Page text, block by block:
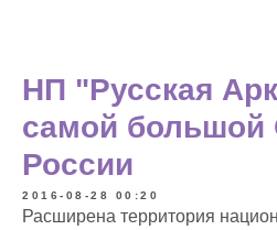
НП "Русская
самой
России
2016-08-28 00:20
Расширена территория